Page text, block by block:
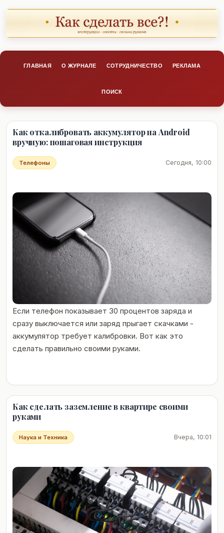
ГЛАВНАЯ О ЖУРНАЛЕ СОТРУДНИЧЕСТВО РЕКЛАМА
ПОИСК
Как откалибровать аккумулятор на Android
вручную: пошаговая инструкция
Сегодня, 10:00
Телефоны
Если телефон показывает 30 процентов заряда и
сразу выключается или заряд прыгает скачками -
аккумулятор требует калибровки. Вот как это
сделать правильно своими руками.
Как сделать заземление в квартире своими
руками
Вчера, 10:01
Наука и Техника